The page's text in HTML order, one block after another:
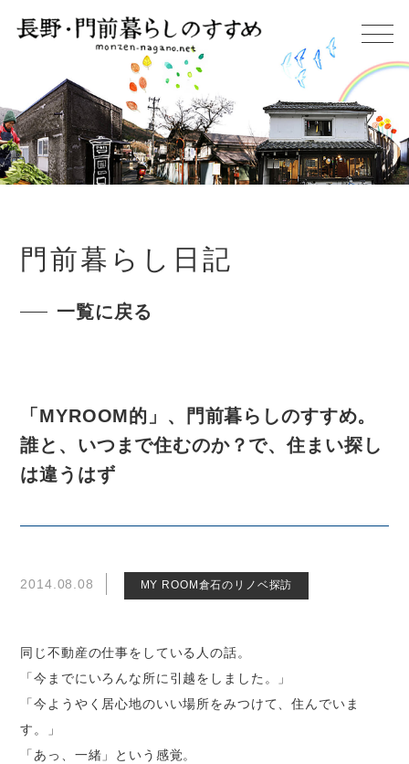
門前暮らし日記
一覧に戻る
「MYROOM的」、門前暮らしのすすめ。
誰と、いつまで住むのか？で、住まい探し
は違うはず
2014.08.08 MY ROOM倉石のリノベ探訪
同じ不動産の仕事をしている人の話。
「今までにいろんな所に引越をしました。」
「今ようやく居心地のいい場所をみつけて、住んでいま
す。」
「あっ、一緒」という感覚。